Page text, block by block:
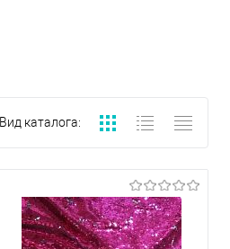
Вид каталога: